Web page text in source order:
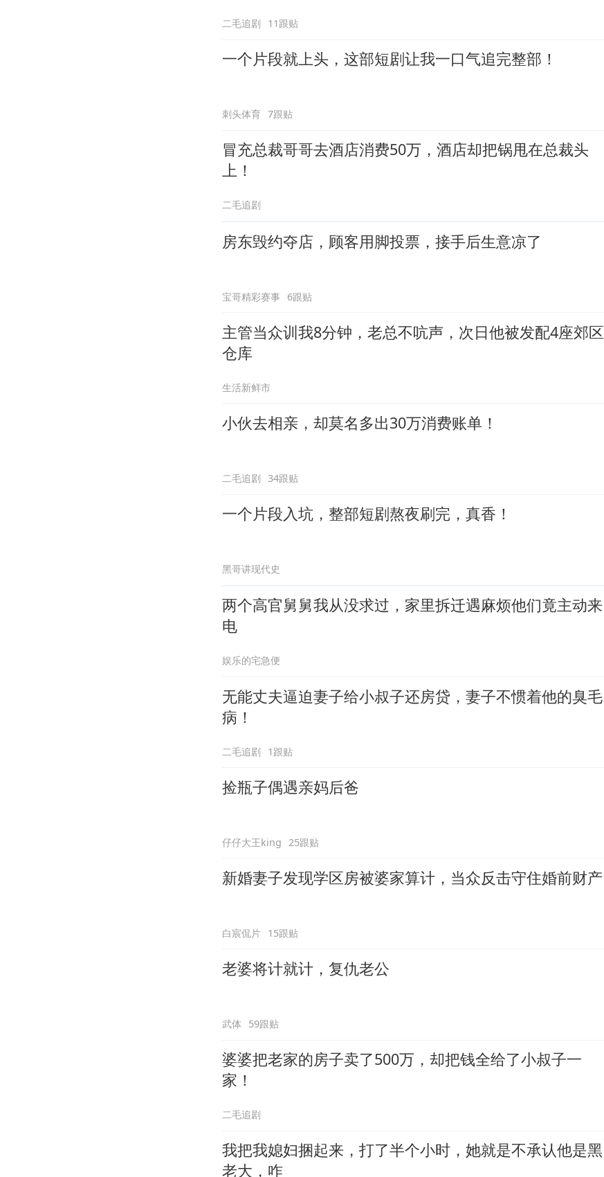
二毛追剧 11跟贴
一个片段就上头，这部短剧让我一口气追完整部！
刺头体育 7跟贴
冒充总裁哥哥去酒店消费50万，酒店却把锅甩在总裁头
上！
二毛追剧
房东毁约夺店，顾客用脚投票，接手后生意凉了
宝哥精彩赛事 6跟贴
主管当众训我8分钟，老总不吭声，次日他被发配4座郊区
仓库
生活新鲜市
小伙去相亲，却莫名多出30万消费账单！
二毛追剧 34跟贴
一个片段入坑，整部短剧熬夜刷完，真香！
黑哥讲现代史
两个高官舅舅我从没求过，家里拆迁遇麻烦他们竟主动来
电
娱乐的宅急便
无能丈夫逼迫妻子给小叔子还房贷，妻子不惯着他的臭毛
病！
二毛追剧 1跟贴
捡瓶子偶遇亲妈后爸
仔仔大王king 25跟贴
新婚妻子发现学区房被婆家算计，当众反击守住婚前财产
白宸侃片 15跟贴
老婆将计就计，复仇老公
武体 59跟贴
婆婆把老家的房子卖了500万，却把钱全给了小叔子一
家！
二毛追剧
我把我媳妇捆起来，打了半个小时，她就是不承认他是黑
老大，咋